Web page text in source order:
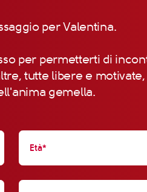
per Valentina.
per permetterti di
tutte libere e
gemella.